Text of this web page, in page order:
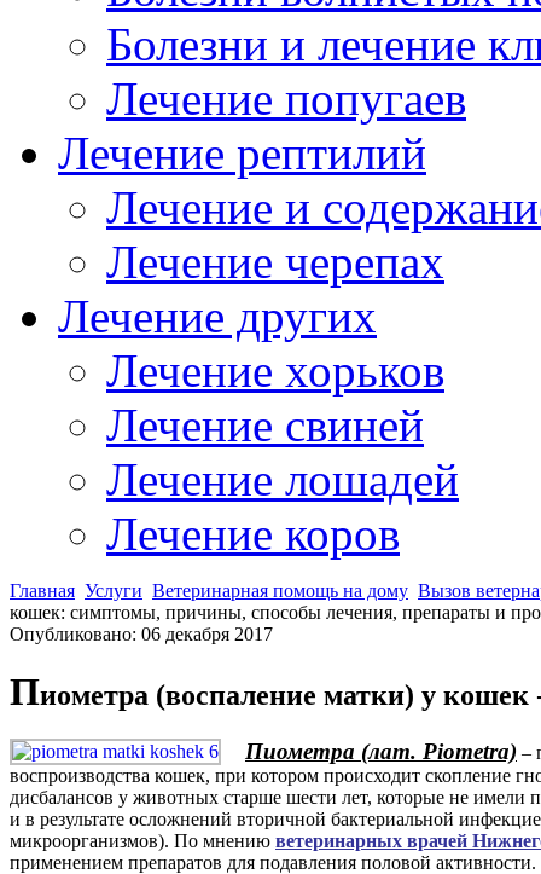
Болезни и лечение
Лечение попугаев
Лечение рептилий
Лечение и
Лечение черепах
Лечение других
Лечение хорьков
Лечение свиней
Лечение лошадей
Лечение коров
Главная Услуги Ветеринарная помощь на дому Вызов
кошек: симптомы, причины, способы лечения, препараты и
Опубликовано: 06 декабря 2017
Пиометра (воспаление матки) у
Пиометра (лат. Piometra) –
воспроизводства кошек, при котором происходит скопление
дисбалансов у животных старше шести лет, которые не имели
и в результате осложнений вторичной бактериальной
микроорганизмов). По мнению ветеринарных врачей
применением препаратов для подавления половой активности.